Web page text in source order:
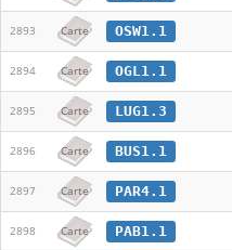
2893 Carte OSW1.1
2894 Carte OGL1.1
2895 Carte LUG1.3
2896 Carte BUS1.1
2897 Carte PAR4.1
2898 Carte PAB1.1